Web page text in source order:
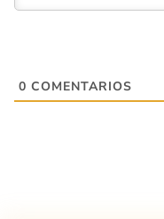
0 COMENTARIOS